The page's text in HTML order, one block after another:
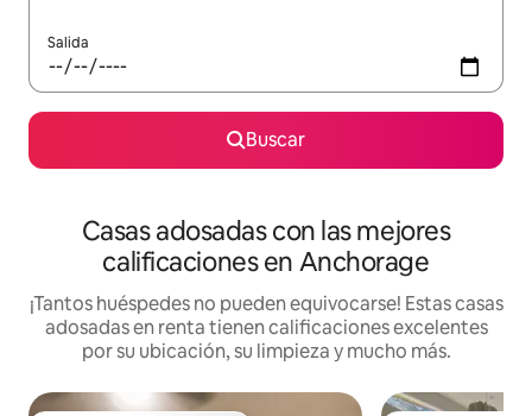
Salida
Buscar
Casas adosadas con las mejores
calificaciones en Anchorage
¡Tantos huéspedes no pueden equivocarse! Estas casas
adosadas en renta tienen calificaciones excelentes
por su ubicación, su limpieza y mucho más.